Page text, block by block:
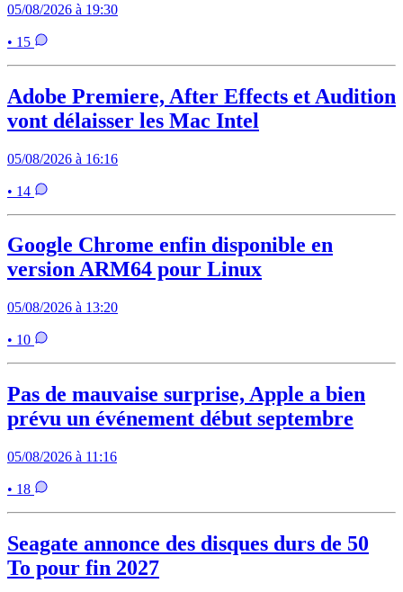
05/08/2026 à 19:30
• 15
Adobe Premiere, After Effects et Audition
vont délaisser les Mac Intel
05/08/2026 à 16:16
• 14
Google Chrome enfin disponible en
version ARM64 pour Linux
05/08/2026 à 13:20
• 10
Pas de mauvaise surprise, Apple a bien
prévu un événement début septembre
05/08/2026 à 11:16
• 18
Seagate annonce des disques durs de 50
To pour fin 2027